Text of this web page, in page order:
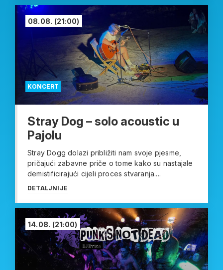
KONCERT
08.08. (21:00)
Stray Dog – solo acoustic u
Pajolu
Stray Dogg dolazi približiti nam svoje pjesme,
pričajući zabavne priče o tome kako su nastajale
demistificirajući cijeli proces stvaranja....
DETALJNIJE
14.08. (21:00)